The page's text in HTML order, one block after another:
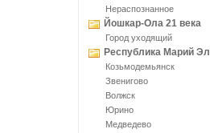
Нераспознанное
Йошкар-Ола 21 века
Город уходящий
Республика Марий Эл
Козьмодемьянск
Звенигово
Волжск
Юрино
Медведево